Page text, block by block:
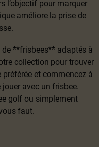
l’objectif pour marquer
améliore la prise de
**frisbees** adaptés à
collection pour trouver
et commencez à
avec un frisbee.
golf ou simplement
faut.